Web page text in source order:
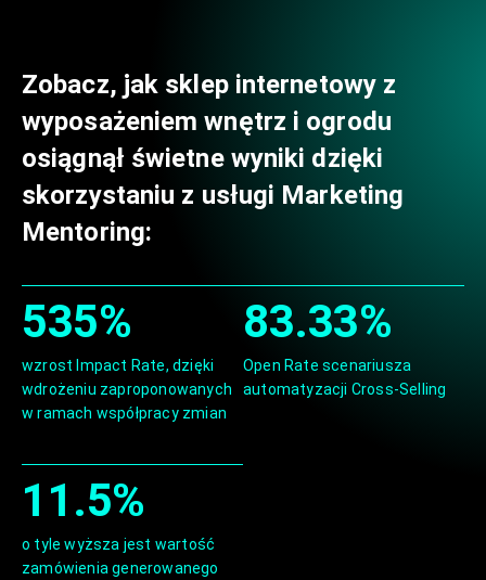
Zobacz, jak sklep internetowy z
wyposażeniem wnętrz i ogrodu
osiągnął świetne wyniki dzięki
skorzystaniu z usługi Marketing
Mentoring:
535%
wzrost Impact Rate, dzięki
wdrożeniu zaproponowanych
w ramach współpracy zmian
83.33%
Open Rate scenariusza
automatyzacji Cross-Selling
11.5%
o tyle wyższa jest wartość
zamówienia generowanego